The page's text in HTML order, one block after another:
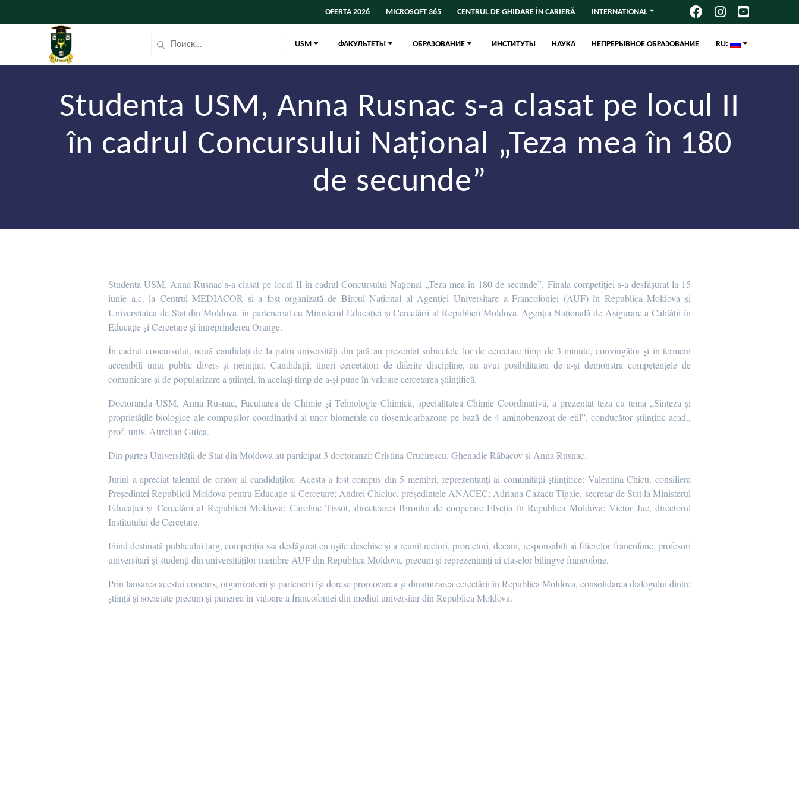
OFERTA 2026 MICROSOFT 365 CENTRUL DE GHIDARE ÎN CARIERĂ INTERNATIONAL
USM ФАКУЛЬТЕТЫ ОБРАЗОВАНИЕ ИНСТИТУТЫ НАУКА НЕПРЕРЫВНОЕ ОБРАЗОВАНИЕ RU:
Studenta USM, Anna Rusnac s-a clasat pe locul II
în cadrul Concursului Național „Teza mea în 180
de secunde”
Studenta USM, Anna Rusnac s-a clasat pe locul II în cadrul Concursului Național „Teza mea în 180 de secunde”. Finala competiției s-a desfășurat la 15
iunie a.c. la Centrul MEDIACOR și a fost organizată de Biroul Național al Agenției Universitare a Francofoniei (AUF) în Republica Moldova și
Universitatea de Stat din Moldova, în parteneriat cu Ministerul Educației și Cercetării al Republicii Moldova, Agenția Națională de Asigurare a Calității în
Educație și Cercetare și întreprinderea Orange.
În cadrul concursului, nouă candidați de la patru universități din țară au prezentat subiectele lor de cercetare timp de 3 minute, convingător și în termeni
accesibili unui public divers și neinițiat. Candidații, tineri cercetători de diferite discipline, au avut posibilitatea de a-și demonstra competențele de
comunicare și de popularizare a științei, în același timp de a-și pune în valoare cercetarea științifică.
Doctoranda USM, Anna Rusnac, Facultatea de Chimie și Tehnologie Chimică, specialitatea Chimie Coordinativă, a prezentat teza cu tema „Sinteza și
proprietățile biologice ale compușilor coordinativi ai unor biometale cu tiosemicarbazone pe bază de 4-aminobenzoat de etil”, conducător științific acad.,
prof. univ. Aurelian Gulea.
Din partea Universității de Stat din Moldova au participat 3 doctoranzi: Cristina Crucirescu, Ghenadie Râbacov și Anna Rusnac.
Juriul a apreciat talentul de orator al candidaților. Acesta a fost compus din 5 membri, reprezentanți ai comunității științifice: Valentina Chicu, consiliera
Președintei Republicii Moldova pentru Educație și Cercetare; Andrei Chiciuc, președintele ANACEC; Adriana Cazacu-Tigaie, secretar de Stat la Ministerul
Educației și Cercetării al Republicii Moldova; Caroline Tissot, directoarea Biroului de cooperare Elveția în Republica Moldova; Victor Juc, directorul
Institutului de Cercetare.
Fiind destinată publicului larg, competiția s-a desfășurat cu ușile deschise și a reunit rectori, prorectori, decani, responsabili ai filierelor francofone, profesori
universitari și studenți din universităților membre AUF din Republica Moldova, precum și reprezentanți ai claselor bilingve francofone.
Prin lansarea acestui concurs, organizatorii și partenerii își doresc promovarea și dinamizarea cercetării în Republica Moldova, consolidarea dialogului dintre
știință și societate precum și punerea în valoare a francofoniei din mediul universitar din Republica Moldova.